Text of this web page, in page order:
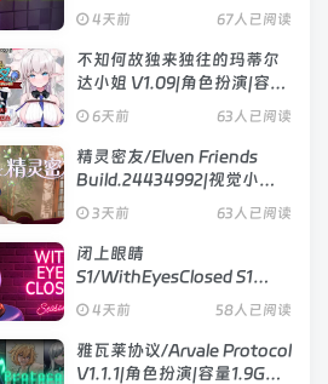
RAY DESIRE V26.06.15|模
拟经营|容量3.3GB|官方中文
版
4天前 67人已阅读
不知何故独来独往的玛蒂尔
达小姐 V1.09|角色扮演|容量
2GB|官方中文版
6天前 63人已阅读
精灵密友/Elven Friends
Build.24434992|视觉小说|
容量1GB|官方中文版
3天前 63人已阅读
闭上眼睛
S1/WithEyesClosed S1
Ch.4|视觉小说|容量10.4GB|
官方中文版
4天前 58人已阅读
雅瓦莱协议/Arvale Protocol
V1.1.1|角色扮演|容量1.9GB|